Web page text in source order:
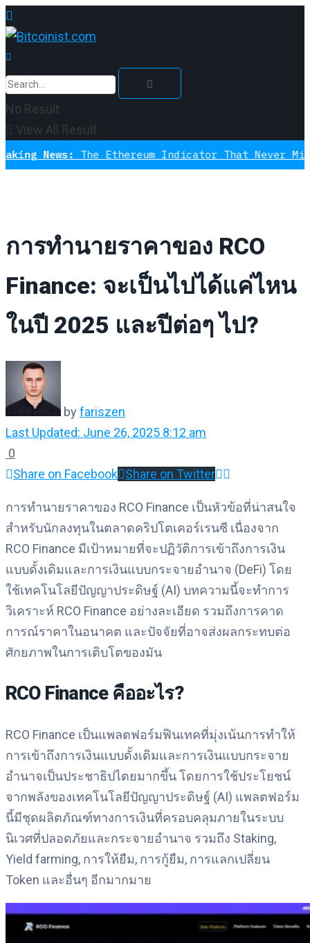
No Result
View All Result
The Ethereum Indicator That Never Missed A
การทำนายราคาของ RCO
Finance: จะเป็นไปได้แค่ไหน
ในปี 2025 และปีต่อๆ ไป?
by fariszen
Last Updated: June 26, 2025 8:12 am
0
Share on Facebook Share on Twitter
การทำนายราคาของ RCO Finance เป็นหัวข้อที่น่าสนใจ
สำหรับนักลงทุนในตลาดคริปโตเคอร์เรนซี เนื่องจาก
RCO Finance มีเป้าหมายที่จะปฏิวัติการเข้าถึงการเงิน
แบบดั้งเดิมและการเงินแบบกระจายอำนาจ (DeFi) โดย
ใช้เทคโนโลยีปัญญาประดิษฐ์ (AI) บทความนี้จะทำการ
วิเคราะห์ RCO Finance อย่างละเอียด รวมถึงการคาด
การณ์ราคาในอนาคต และปัจจัยที่อาจส่งผลกระทบต่อ
ศักยภาพในการเติบโตของมัน
RCO Finance คืออะไร?
RCO Finance เป็นแพลตฟอร์มฟินเทคที่มุ่งเน้นการทำให้
การเข้าถึงการเงินแบบดั้งเดิมและการเงินแบบกระจาย
อำนาจเป็นประชาธิปไตยมากขึ้น โดยการใช้ประโยชน์
จากพลังของเทคโนโลยีปัญญาประดิษฐ์ (AI) แพลตฟอร์ม
นี้มีชุดผลิตภัณฑ์ทางการเงินที่ครอบคลุมภายในระบบ
นิเวศที่ปลอดภัยและกระจายอำนาจ รวมถึง Staking,
Yield farming, การให้ยืม, การกู้ยืม, การแลกเปลี่ยน
Token และอื่นๆ อีกมากมาย